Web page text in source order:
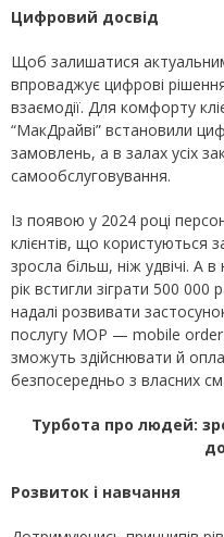
Цифровий досвід
Щоб залишатися
впроваджує цифрові
взаємодії. Для комфорту
“МакДрайві” встановили
замовлень, а в залах усіх
самообслуговування.
Із появою у 2024 році
клієнтів, що користуються
зросла більш, ніж удвічі. А
рік встигли зіграти 500 000
надалі розвивати
послугу MOP — mobile
зможуть здійснювати й
безпосередньо з власних
Турбота про людей:
Розвиток і навчання